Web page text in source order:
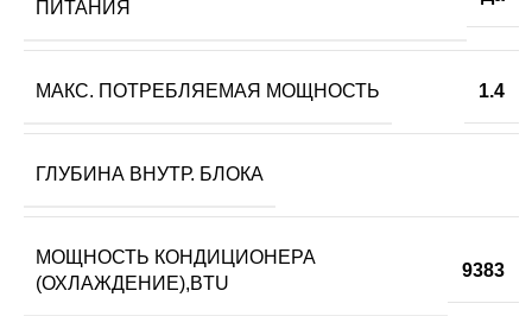
ПИТАНИЯ
МАКС. ПОТРЕБЛЯЕМАЯ МОЩНОСТЬ 1.4
ГЛУБИНА ВНУТР. БЛОКА
МОЩНОСТЬ КОНДИЦИОНЕРА
(ОХЛАЖДЕНИЕ),BTU
9383